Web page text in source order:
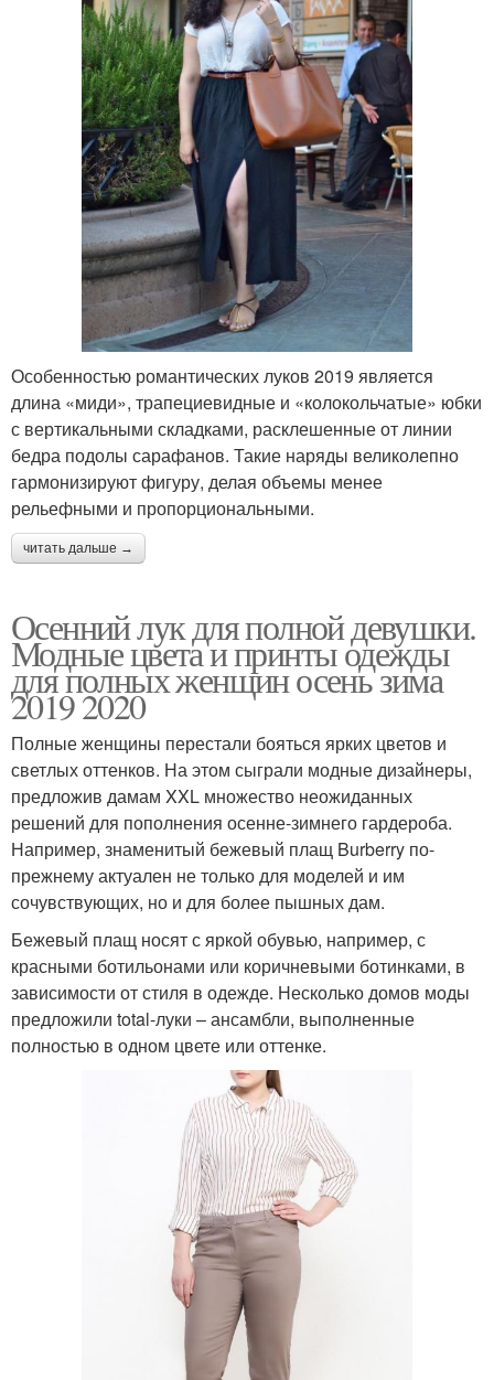
Особенностью романтических луков 2019 является
длина «миди», трапециевидные и «колокольчатые» юбки
с вертикальными складками, расклешенные от линии
бедра подолы сарафанов. Такие наряды великолепно
гармонизируют фигуру, делая объемы менее
рельефными и пропорциональными.
читать дальше →
Осенний лук для полной девушки.
Модные цвета и принты одежды
для полных женщин осень зима
2019 2020
Полные женщины перестали бояться ярких цветов и
светлых оттенков. На этом сыграли модные дизайнеры,
предложив дамам XXL множество неожиданных
решений для пополнения осенне-зимнего гардероба.
Например, знаменитый бежевый плащ Burberry по-
прежнему актуален не только для моделей и им
сочувствующих, но и для более пышных дам.
Бежевый плащ носят с яркой обувью, например, с
красными ботильонами или коричневыми ботинками, в
зависимости от стиля в одежде. Несколько домов моды
предложили total-луки – ансамбли, выполненные
полностью в одном цвете или оттенке.